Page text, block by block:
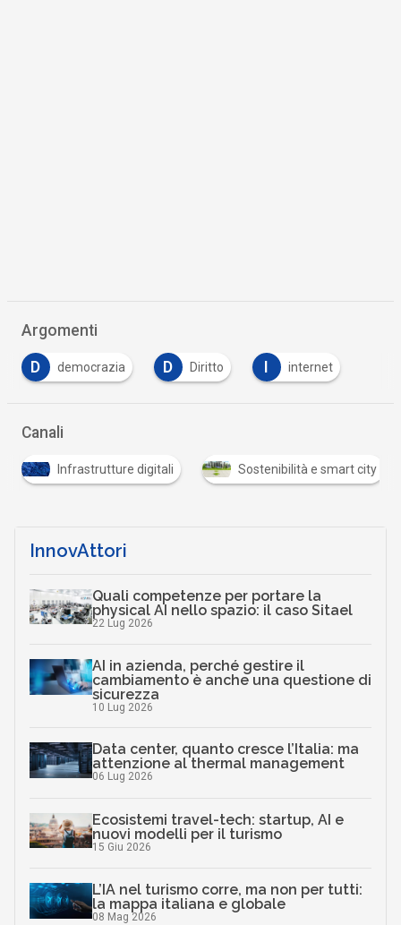
Argomenti
D democrazia D Diritto internet
Canali
Infrastrutture digitali Sostenibilità e smart city
InnovAttori
Quali competenze per portare la
physical AI nello spazio: il caso Sitael
22 Lug 2026
AI in azienda, perché gestire il
cambiamento è anche una questione di
sicurezza
10 Lug 2026
Data center, quanto cresce l’Italia: ma
attenzione al thermal management
06 Lug 2026
Ecosistemi travel-tech: startup, AI e
nuovi modelli per il turismo
15 Giu 2026
L’IA nel turismo corre, ma non per tutti:
la mappa italiana e globale
08 Mag 2026